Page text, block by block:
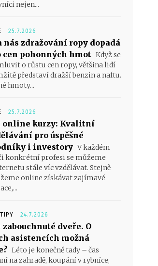
nejen...
25.7.2026
nás zdražování ropy dopadá
cen pohonných hmot Když se
o růstu cen ropy, většina lidí
představí dražší benzin a naftu.
hmoty...
25.7.2026
online kurzy: Kvalitní
pro úspěšné
i investory V každém
konkrétní profesi se můžeme
stále víc vzdělávat. Stejně
online získávat zajímavé
24.7.2026
zabouchnuté dveře. O
asistencích možná
Léto je konečně tady – čas
na zahradě, koupání v rybníce,